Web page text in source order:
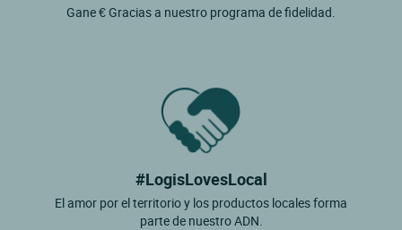
Gane € Gracias a nuestro programa de fidelidad.
#LogisLovesLocal
El amor por el territorio y los productos locales forma
parte de nuestro ADN.